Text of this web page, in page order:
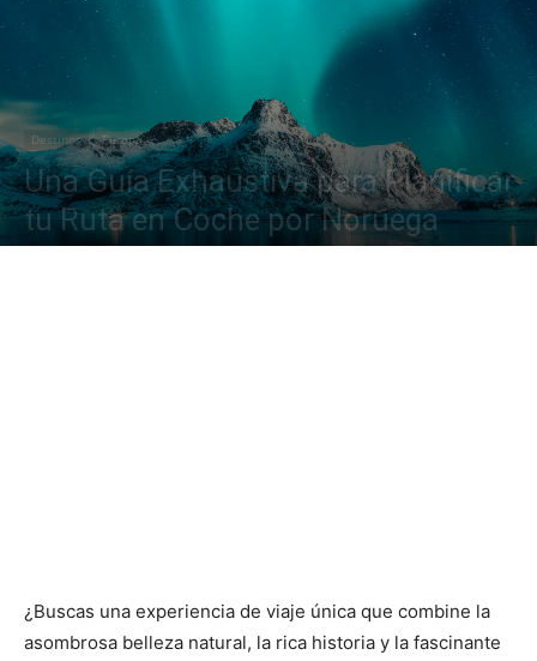
Destinos Europa
Una Guía Exhaustiva para Planificar
tu Ruta en Coche por Noruega
¿Buscas una experiencia de viaje única que combine la
asombrosa belleza natural, la rica historia y la fascinante